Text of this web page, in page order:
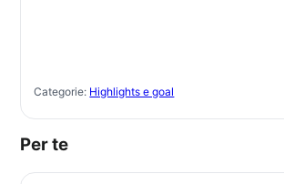
Categorie: Highlights e goal
Per te